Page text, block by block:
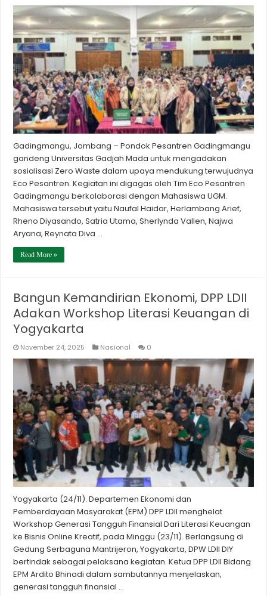
Gadingmangu, Jombang – Pondok Pesantren Gadingmangu
gandeng Universitas Gadjah Mada untuk mengadakan
sosialisasi Zero Waste dalam upaya mendukung terwujudnya
Eco Pesantren. Kegiatan ini digagas oleh Tim Eco Pesantren
Gadingmangu berkolaborasi dengan Mahasiswa UGM.
Mahasiswa tersebut yaitu Naufal Haidar, Herlambang Arief,
Rheno Diyasando, Satria Utama, Sherlynda Vallen, Najwa
Aryana, Reynata Diva …
Read More »
Bangun Kemandirian Ekonomi, DPP LDII
Adakan Workshop Literasi Keuangan di
Yogyakarta
November 24, 2025 Nasional 0
Yogyakarta (24/11). Departemen Ekonomi dan
Pemberdayaan Masyarakat (EPM) DPP LDII menghelat
Workshop Generasi Tangguh Finansial Dari Literasi Keuangan
ke Bisnis Online Kreatif, pada Minggu (23/11). Berlangsung di
Gedung Serbaguna Mantrijeron, Yogyakarta, DPW LDII DIY
bertindak sebagai pelaksana kegiatan. Ketua DPP LDII Bidang
EPM Ardito Bhinadi dalam sambutannya menjelaskan,
generasi tangguh finansial …